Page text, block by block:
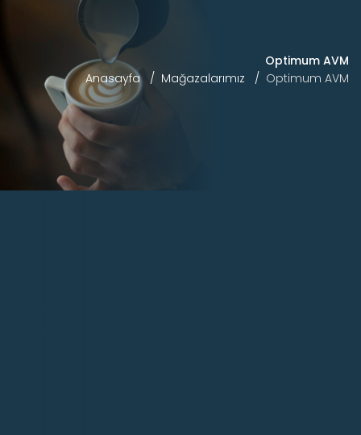
Optimum AVM
Anasayfa
Mağazalarımız Optimum AVM